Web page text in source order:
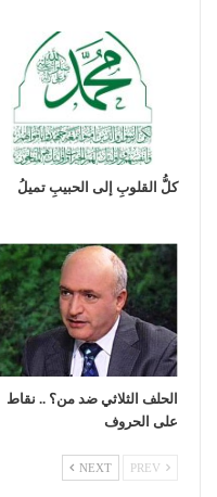
كلُّ القلوبِ إلى الحبيبِ تميلُ
الحلف الثلاثي ضد من؟ .. نقاط
على الحروف
NEXT